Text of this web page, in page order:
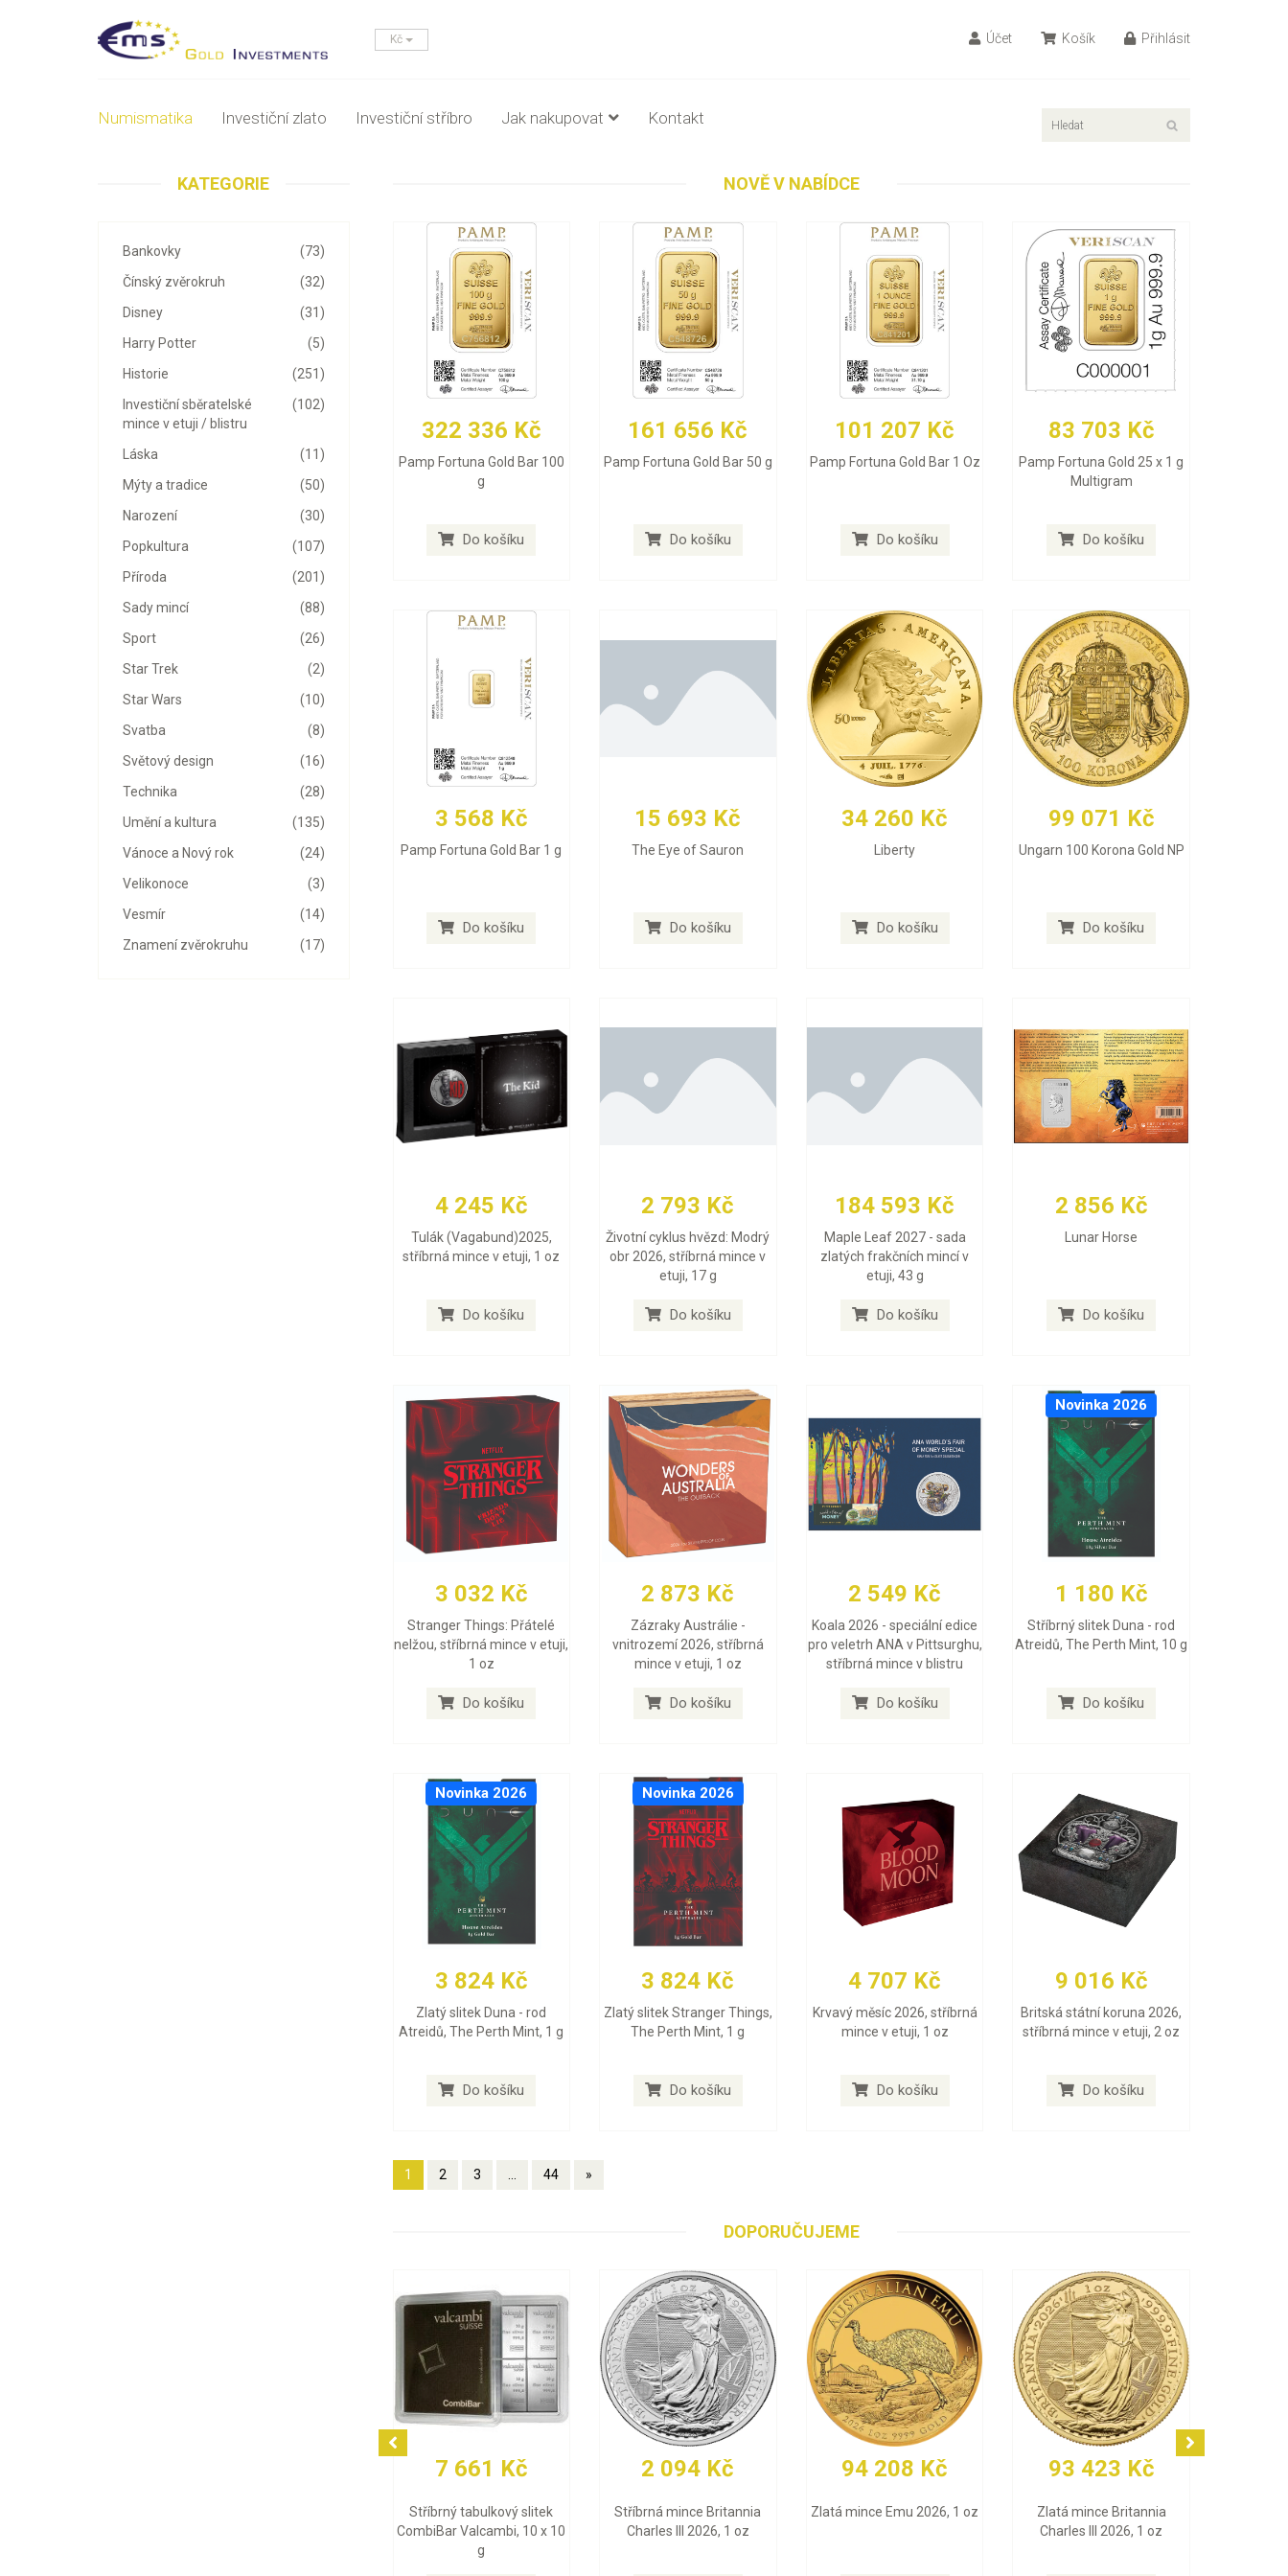
Kč Účet Košík Přihlásit
Numismatika Investiční zlato Investiční stříbro Jak nakupovat Kontakt
KATEGORIE
(73)
Bankovky
(32)
Čínský zvěrokruh
(31)
Disney
(5)
Harry Potter
(251)
Historie
(102)
Investiční sběratelské
mince v etuji / blistru
(11)
Láska
(50)
Mýty a tradice
(30)
Narození
(107)
Popkultura
(201)
Příroda
(88)
Sady mincí
(26)
Sport
(2)
Star Trek
(10)
Star Wars
(8)
Svatba
(16)
Světový design
(28)
Technika
(135)
Umění a kultura
(24)
Vánoce a Nový rok
(3)
Velikonoce
(14)
Vesmír
(17)
Znamení zvěrokruhu
NOVĚ V NABÍDCE
322 336 Kč
Pamp Fortuna Gold Bar 100
g
Do košíku
161 656 Kč
Pamp Fortuna Gold Bar 50 g
Do košíku
101 207 Kč
Pamp Fortuna Gold Bar 1 Oz
Do košíku
83 703 Kč
Pamp Fortuna Gold 25 x 1 g
Multigram
Do košíku
3 568 Kč
Pamp Fortuna Gold Bar 1 g
Do košíku
15 693 Kč
The Eye of Sauron
Do košíku
34 260 Kč
Liberty
Do košíku
99 071 Kč
Ungarn 100 Korona Gold NP
Do košíku
4 245 Kč
Tulák (Vagabund)2025,
stříbrná mince v etuji, 1 oz
Do košíku
2 793 Kč
Životní cyklus hvězd: Modrý
obr 2026, stříbrná mince v
etuji, 17 g
Do košíku
184 593 Kč
Maple Leaf 2027 - sada
zlatých frakčních mincí v
etuji, 43 g
Do košíku
2 856 Kč
Lunar Horse
Do košíku
3 032 Kč
Stranger Things: Přátelé
nelžou, stříbrná mince v etuji,
1 oz
Do košíku
2 873 Kč
Zázraky Austrálie -
vnitrozemí 2026, stříbrná
mince v etuji, 1 oz
Do košíku
2 549 Kč
Koala 2026 - speciální edice
pro veletrh ANA v Pittsurghu,
stříbrná mince v blistru
Do košíku
Novinka 2026
1 180 Kč
Stříbrný slitek Duna - rod
Atreidů, The Perth Mint, 10 g
Do košíku
Novinka 2026
3 824 Kč
Zlatý slitek Duna - rod
Atreidů, The Perth Mint, 1 g
Do košíku
Novinka 2026
3 824 Kč
Zlatý slitek Stranger Things,
The Perth Mint, 1 g
Do košíku
4 707 Kč
Krvavý měsíc 2026, stříbrná
mince v etuji, 1 oz
Do košíku
9 016 Kč
Britská státní koruna 2026,
stříbrná mince v etuji, 2 oz
Do košíku
1 2 3 ... 44 »
DOPORUČUJEME
7 661 Kč
Stříbrný tabulkový slitek
CombiBar Valcambi, 10 x 10
2 094 Kč
Stříbrná mince Britannia
Charles III 2026, 1 oz
94 208 Kč
Zlatá mince Emu 2026, 1 oz
93 423 Kč
Zlatá mince Britannia
Charles III 2026, 1 oz